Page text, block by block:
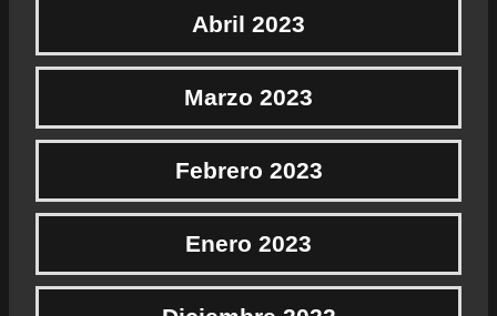
Abril 2023
Marzo 2023
Febrero 2023
Enero 2023